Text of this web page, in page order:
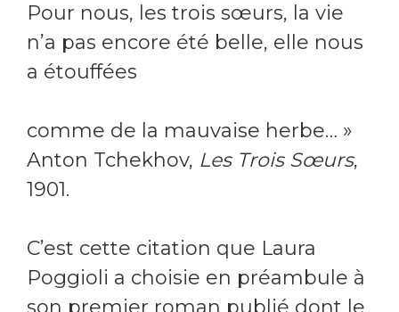
Pour nous, les trois sœurs, la vie
n’a pas encore été belle, elle nous
a étouffées
comme de la mauvaise herbe… »
Anton Tchekhov, Les Trois Sœurs,
1901.
C’est cette citation que Laura
Poggioli a choisie en préambule à